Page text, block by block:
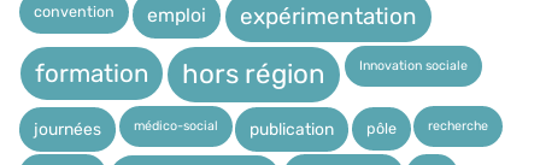
convention emploi expérimentation
formation hors région Innovation sociale
journées médico-social publication pôle recherche